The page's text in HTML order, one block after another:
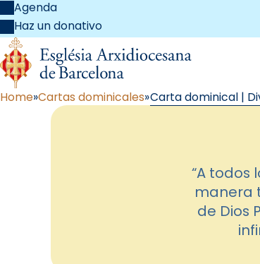
Agenda
Haz un donativo
Home Cartas dominicales Carta dominical |
“A todos
manera
de Dios